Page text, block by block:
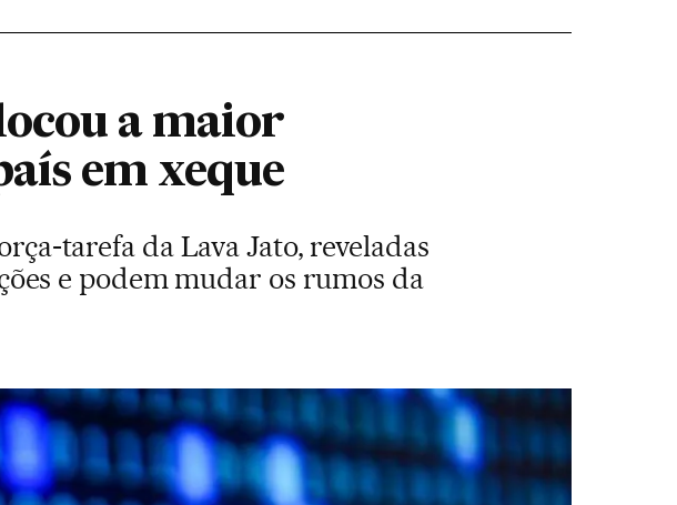
a maior
em xeque
tarefa da Lava Jato, reveladas
e podem mudar os rumos da